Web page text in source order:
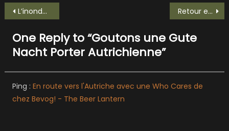
Navigation
de
l’article
L’inondation de Bière de Londres en 1814 Retour en Italie pour une Linfa!
One Reply to “Goutons une Gute
Nacht Porter Autrichienne”
Ping : En route vers l'Autriche avec une Who Cares de
chez Bevog! - The Beer Lantern